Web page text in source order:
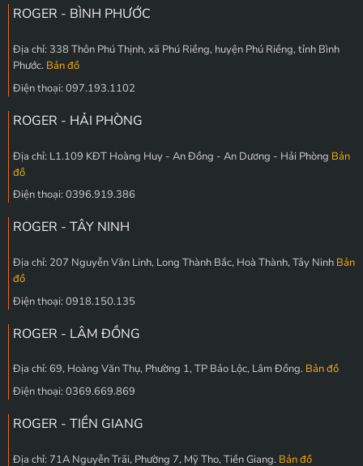
ROGER - BÌNH PHƯỚC
Địa chỉ: 338 Thôn Phú Thịnh, xã Phú Riềng, huyện Phú Riềng, tỉnh Bình
Phước. Bản đồ
Điện thoại: 097.193.1102
ROGER - HẢI PHÒNG
Địa chỉ: L1.109 KĐT Hoàng Huy - An Đồng - An Dương - Hải Phòng Bản
đồ
Điện thoại: 0396.919.386
ROGER - TÂY NINH
Địa chỉ: 207 Nguyễn Văn Linh, Long Thành Bắc, Hoà Thành, Tây Ninh Bản
đồ
Điện thoại: 0918.150.135
ROGER - LÂM ĐỒNG
Địa chỉ: 69, Hoàng Văn Thụ, Phường 1, TP Bảo Lộc, Lâm Đồng. Bản đồ
Điện thoại: 0369.669.869
ROGER - TIỀN GIANG
Địa chỉ: 71A Nguyễn Trãi, Phường 7, Mỹ Tho, Tiền Giang. Bản đồ